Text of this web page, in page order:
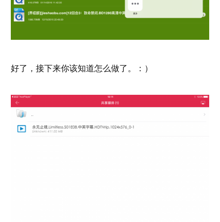
好了，接下来你该知道怎么做了。：）